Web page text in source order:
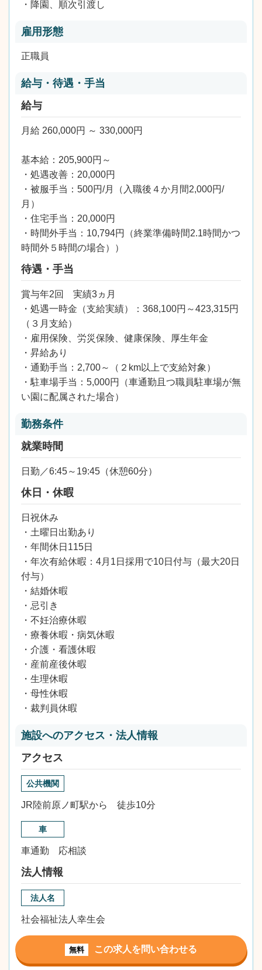
・降園、順次引渡し
雇用形態
正職員
給与・待遇・手当
給与
月給 260,000円 ～ 330,000円
基本給：205,900円～
・処遇改善：20,000円
・被服手当：500円/月（入職後４か月間2,000円/
月）
・住宅手当：20,000円
・時間外手当：10,794円（終業準備時間2.1時間かつ
時間外５時間の場合））
待遇・手当
賞与年2回 実績3ヵ月
・処遇一時金（支給実績）：368,100円～423,315円
（３月支給）
・雇用保険、労災保険、健康保険、厚生年金
・昇給あり
・通勤手当：2,700～（２km以上で支給対象）
・駐車場手当：5,000円（車通勤且つ職員駐車場が無
い園に配属された場合）
勤務条件
就業時間
日勤／6:45～19:45（休憩60分）
休日・休暇
日祝休み
・土曜日出勤あり
・年間休日115日
・年次有給休暇：4月1日採用で10日付与（最大20日
付与）
・結婚休暇
・忌引き
・不妊治療休暇
・療養休暇・病気休暇
・介護・看護休暇
・産前産後休暇
・生理休暇
・母性休暇
・裁判員休暇
施設へのアクセス・法人情報
アクセス
公共機関
JR陸前原ノ町駅から 徒歩10分
車
車通勤 応相談
法人情報
法人名
社会福祉法人幸生会
無料 この求人を問い合わせる